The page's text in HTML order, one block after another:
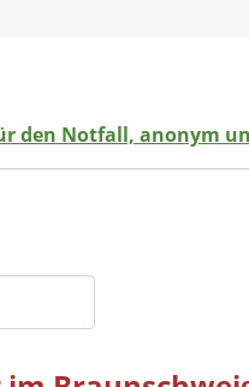
den Notfall, anonym